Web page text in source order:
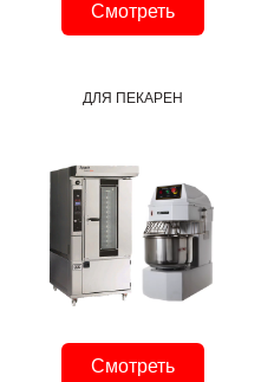
Смотреть
ДЛЯ ПЕКАРЕН
Смотреть